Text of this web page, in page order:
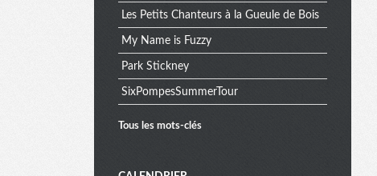
Les Petits Chanteurs à la Gueule de Bois
My Name is Fuzzy
Park Stickney
SixPompesSummerTour
Tous les mots-clés